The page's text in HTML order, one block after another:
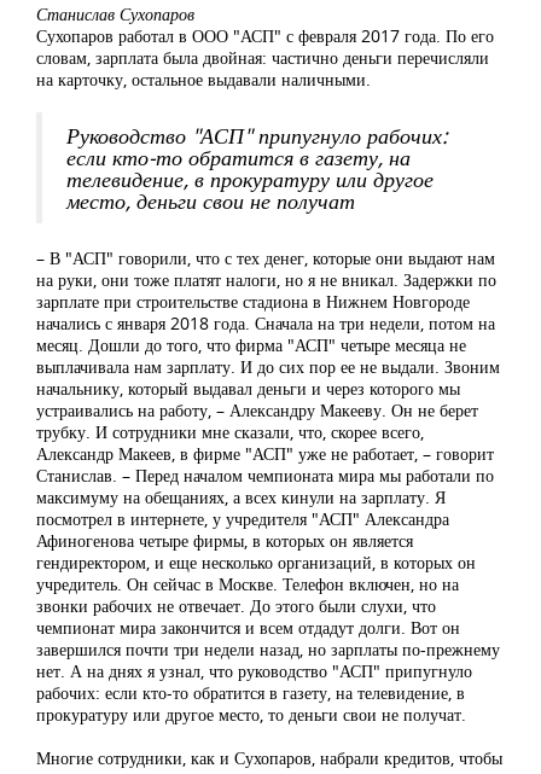
Станислав Сухопаров
Сухопаров работал в ООО "АСП" с февраля 2017 года. По его
словам, зарплата была двойная: частично деньги перечисляли
на карточку, остальное выдавали наличными.
Руководство "АСП" припугнуло рабочих:
если кто-то обратится в газету, на
телевидение, в прокуратуру или другое
место, деньги свои не получат
– В "АСП" говорили, что с тех денег, которые они выдают нам
на руки, они тоже платят налоги, но я не вникал. Задержки по
зарплате при строительстве стадиона в Нижнем Новгороде
начались с января 2018 года. Сначала на три недели, потом на
месяц. Дошли до того, что фирма "АСП" четыре месяца не
выплачивала нам зарплату. И до сих пор ее не выдали. Звоним
начальнику, который выдавал деньги и через которого мы
устраивались на работу, – Александру Макееву. Он не берет
трубку. И сотрудники мне сказали, что, скорее всего,
Александр Макеев, в фирме "АСП" уже не работает, – говорит
Станислав. – Перед началом чемпионата мира мы работали по
максимуму на обещаниях, а всех кинули на зарплату. Я
посмотрел в интернете, у учредителя "АСП" Александра
Афиногенова четыре фирмы, в которых он является
гендиректором, и еще несколько организаций, в которых он
учредитель. Он сейчас в Москве. Телефон включен, но на
звонки рабочих не отвечает. До этого были слухи, что
чемпионат мира закончится и всем отдадут долги. Вот он
завершился почти три недели назад, но зарплаты по-прежнему
нет. А на днях я узнал, что руководство "АСП" припугнуло
рабочих: если кто-то обратится в газету, на телевидение, в
прокуратуру или другое место, то деньги свои не получат.
Многие сотрудники, как и Сухопаров, набрали кредитов, чтобы